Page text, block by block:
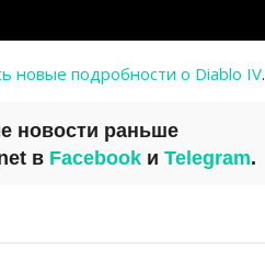
новые подробности о Diablo IV.
новости раньше
в Facebook и Telegram.